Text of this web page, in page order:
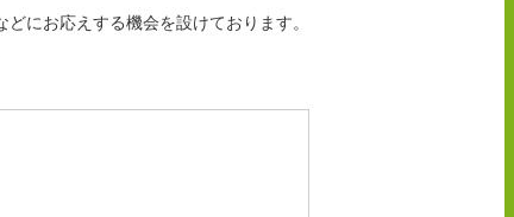
にお応えする機会を設けております。